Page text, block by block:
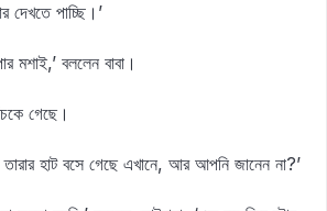
দেখতে পাচ্ছি।’
মশাই,’ বললেন বাবা।
গেছে।
তারার হাট বসে গেছে এখানে, আর আপনি জানেন না?’